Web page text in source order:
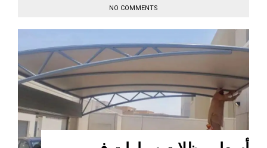
NO COMMENTS